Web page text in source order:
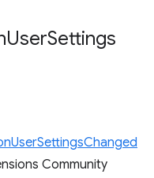
UserSettings
Community